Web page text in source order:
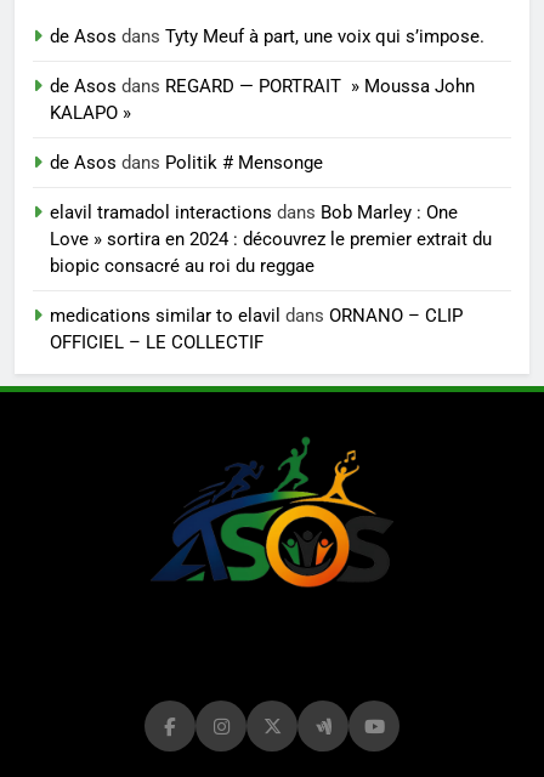
de Asos dans Tyty Meuf à part, une voix qui s’impose.
de Asos dans REGARD — PORTRAIT » Moussa John
KALAPO »
de Asos dans Politik # Mensonge
elavil tramadol interactions dans Bob Marley : One
Love » sortira en 2024 : découvrez le premier extrait du
biopic consacré au roi du reggae
medications similar to elavil dans ORNANO – CLIP
OFFICIEL – LE COLLECTIF